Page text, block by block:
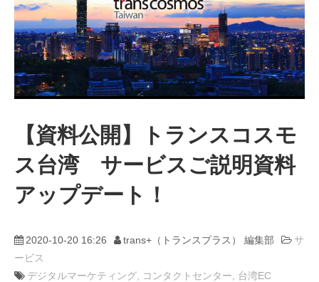
ニュース
コラム
事例
動画
trans-DXプロデューサー
【資料公開】トランスコスモ
ス台湾 サービスご説明資料
アップデート！
2020-10-20 16:26 trans+（トランスプラス） 編集部
サ
ービス
デジタルマーケティング
コンタクトセンター 台湾EC